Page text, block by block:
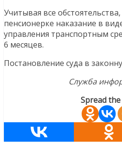
Учитывая все
пенсионерке наказание в
управления транспортным
6 месяцев.
Постановление суда в
Служба
Spread